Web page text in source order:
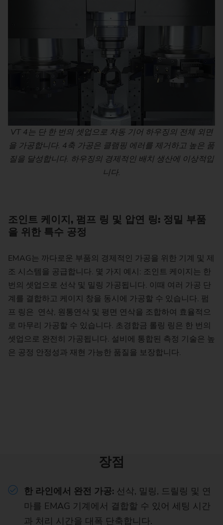
VT 4는 단 한 번의 셋업으로 차동 기어 하우징의 전체 외면
을 가공합니다. 4축 가공은 클램핑 에러를 제거하고 높은 품
질을 달성합니다. 하우징의 경제적인 배치 생산에 이상적입
니다.
조인트 케이지, 펌프 링 및 압연 링: 정밀 부품
을 위한 특수 공정
EMAG는 까다로운 부품의 경제적인 가공을 위한 기계 및 제
조 시스템을 공급합니다. 몇 가지 예시: 조인트 케이지는 한
번의 셋업으로 선삭 및 밀링 가공됩니다. 이때 여러 가공 단
계를 결합하고 케이지 창을 동시에 가공할 수 있습니다. 펌
프 링은 연삭, 원통연삭 및 평면 연삭을 조합하여 효율적으
로 마무리 가공할 수 있습니다. 초경합금 롤링 링은 한 번의
셋업으로 완전히 가공됩니다. 설비에 통합된 측정 기술은 높
은 공정 안정성과 재현 가능한 품질을 보장합니다.
장점
한 라인에서 완전 가공: 선삭, 밀링, 드릴링 및 연
마를 EMAG 기계에서 결합할 수 있어 세팅 시간
과 처리 시간을 대폭 단축합니다.